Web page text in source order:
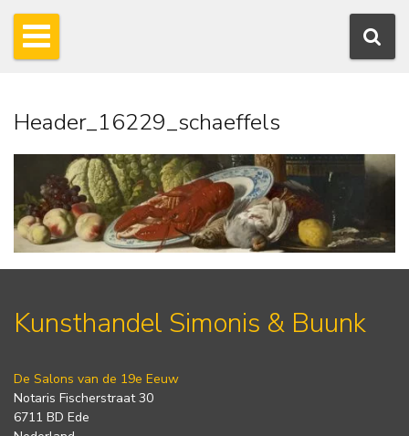
Header_16229_schaeffels
Kunsthandel Simonis & Buunk
De Salons van de 19e Eeuw
Notaris Fischerstraat 30
6711 BD Ede